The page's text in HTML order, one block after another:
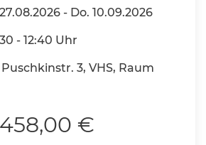
27.08.2026 - Do. 10.09.2026
- 12:40 Uhr
3, VHS, Raum
458,00 €